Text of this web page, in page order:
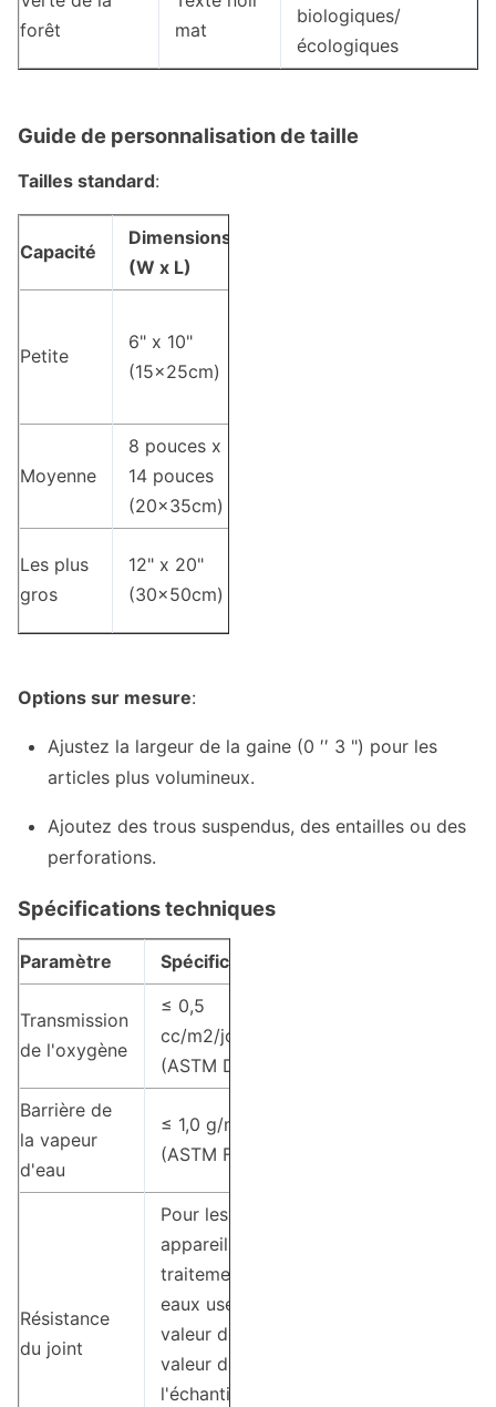
forêt
mat
biologiques/
écologiques
Guide de personnalisation de taille
Tailles standard:
Capacité
Dimensions
(W x L)
Petite
6" x 10"
(15x25cm)
Moyenne
8 pouces x
14 pouces
(20x35cm)
Les plus
gros
12" x 20"
(30x50cm)
Options sur mesure:
Ajustez la largeur de la gaine (0 ′′ 3 ") pour les
articles plus volumineux.
Ajoutez des trous suspendus, des entailles ou des
perforations.
Spécifications techniques
Paramètre Spécification
Transmission
de l'oxygène
≤ 0,5
cc/m2/jour
(ASTM D3985)
Barrière de
la vapeur
d'eau
≤ 1,0 g/m2/jour
(ASTM F1249)
Résistance
du joint
Pour les
appareils de
traitement des
eaux usées, la
valeur de la
valeur de
l'échantillon